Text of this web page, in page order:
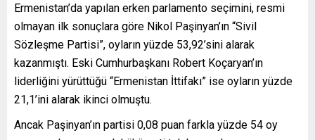
Ermenistan’da yapılan erken parlamento seçimini, resmi
olmayan ilk sonuçlara göre Nikol Paşinyan’ın “Sivil
Sözleşme Partisi”, oyların yüzde 53,92’sini alarak
kazanmıştı. Eski Cumhurbaşkanı Robert Koçaryan’ın
liderliğini yürüttüğü “Ermenistan İttifakı” ise oyların yüzde
21,1’ini alarak ikinci olmuştu.
Ancak Paşinyan’ın partisi 0,08 puan farkla yüzde 54 oy